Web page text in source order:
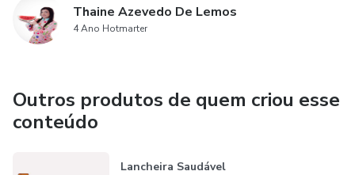
momento de interação e aprendizado entre vocês.
Thaine Azevedo De Lemos
4 Ano Hotmarter
Outros produtos de quem criou esse
conteúdo
Lancheira Saudável